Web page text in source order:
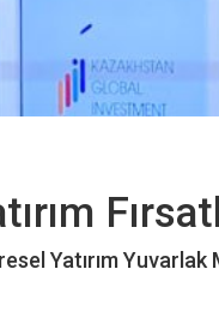
Yatırım Yuvarlak